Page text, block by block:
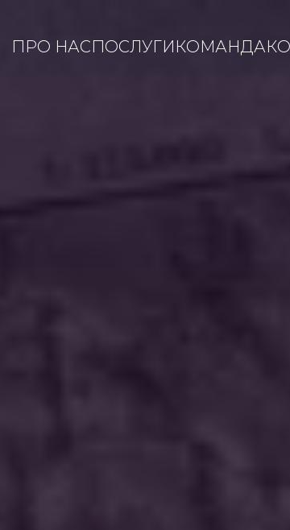
ПРО НАСПОСЛУГИ КОМАНДА